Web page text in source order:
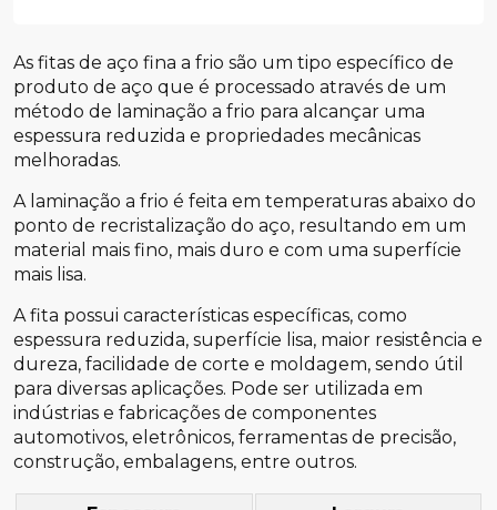
As fitas de aço fina a frio são um tipo específico de
produto de aço que é processado através de um
método de laminação a frio para alcançar uma
espessura reduzida e propriedades mecânicas
melhoradas.
A laminação a frio é feita em temperaturas abaixo do
ponto de recristalização do aço, resultando em um
material mais fino, mais duro e com uma superfície
mais lisa.
A fita possui características específicas, como
espessura reduzida, superfície lisa, maior resistência e
dureza, facilidade de corte e moldagem, sendo útil
para diversas aplicações. Pode ser utilizada em
indústrias e fabricações de componentes
automotivos, eletrônicos, ferramentas de precisão,
construção, embalagens, entre outros.